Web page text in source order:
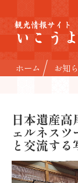
観光情報サイト
いこう
ホーム お知
日本遺産
ェルネス
と交流する